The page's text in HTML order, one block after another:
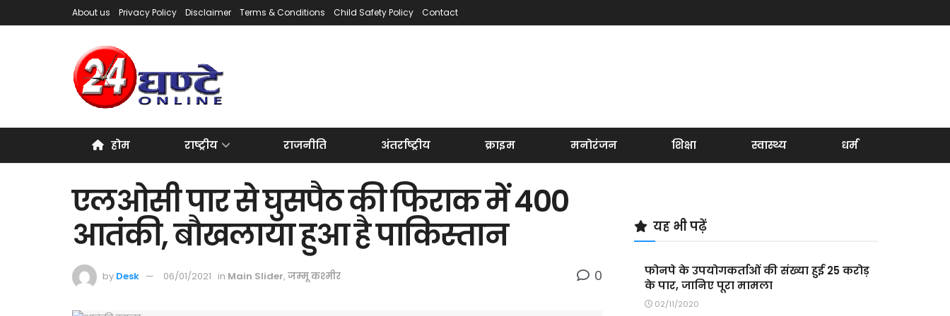
About us Privacy Policy Disclaimer Terms & Conditions Child Safety Policy Contact
होम राष्ट्रीय राजनीति अंतर्राष्ट्रीय क्राइम मनोरंजन शिक्षा स्वास्थ्य धर्म
एलओसी पार से घुसपैठ की फिराक में 400
आतंकी, बौखलाया हुआ है पाकिस्तान
by Desk 06/01/2021 in Main Slider, जम्मू कश्मीर 0
यह भी पढ़ें
फोनपे के उपयोगकर्ताओं की संख्या हुई 25 करोड़
के पार, जानिए पूरा मामला
02/11/2020